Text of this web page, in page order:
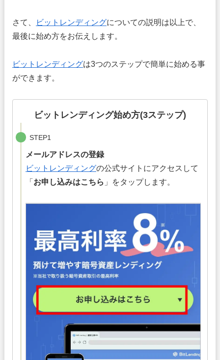
さて、 ビットレンディングについての説明は以上で、
最後に始め方をお伝えします。
ビットレンディングは3つのステップで簡単に始める事
ができます。
ビットレンディング始め方(3ステップ)
STEP1
メールアドレスの登録
ビットレンディングの公式サイトにアクセスして
「 お申し込みはこちら 」をタップします。